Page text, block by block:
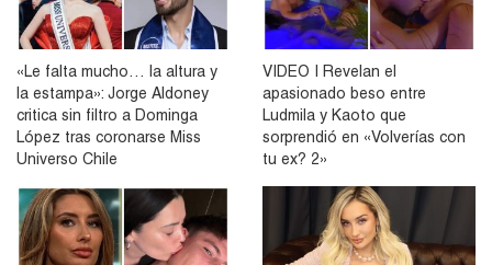
«Le falta mucho… la altura y
la estampa»: Jorge Aldoney
critica sin filtro a Dominga
López tras coronarse Miss
Universo Chile
VIDEO | Revelan el
apasionado beso entre
Ludmila y Kaoto que
sorprendió en «Volverías con
tu ex? 2»